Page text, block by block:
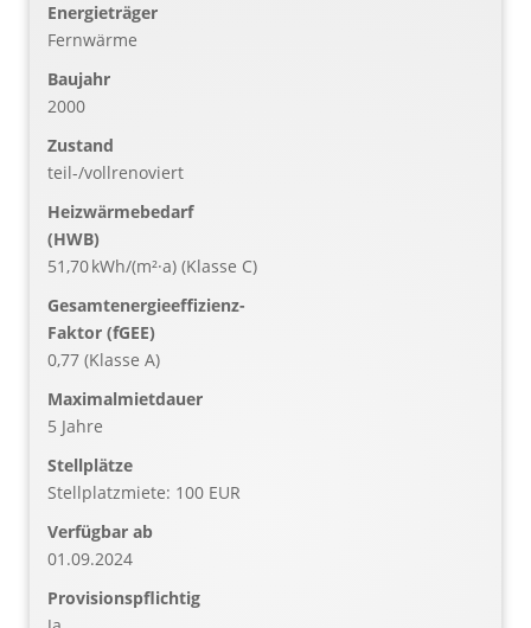
Energieträger
Fernwärme
Baujahr
2000
Zustand
teil-/vollrenoviert
Heizwärmebedarf
(HWB)
51,70 kWh/(m²·a) (Klasse C)
Gesamtenergieeffizienz-
Faktor (fGEE)
0,77 (Klasse A)
Maximalmietdauer
5 Jahre
Stellplätze
Stellplatzmiete: 100 EUR
Verfügbar ab
01.09.2024
Provisionspflichtig